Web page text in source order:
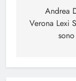
articoli
Andrea
Verona Lexi